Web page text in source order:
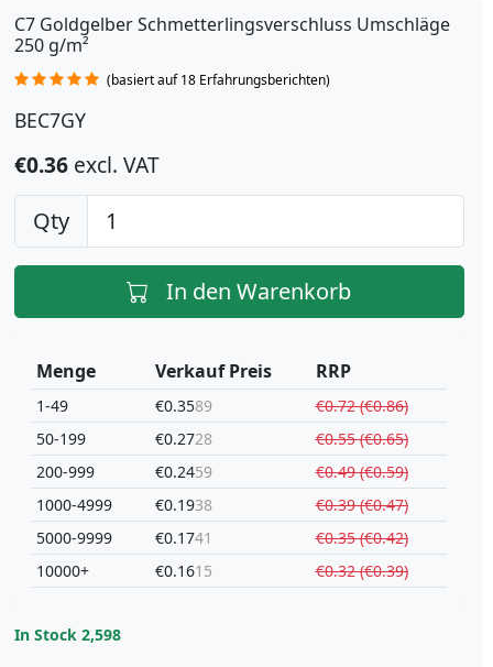
C7 Goldgelber Schmetterlingsverschluss Umschläge
250 g/m²
(basiert auf 18 Erfahrungsberichten)
BEC7GY
€0.36 excl. VAT
Qty
In den Warenkorb
Menge
1-49
50-199
200-999
1000-4999
5000-9999
10000+
Verkauf Preis
€0.3589
€0.2728
€0.2459
€0.1938
€0.1741
€0.1615
RRP
€0.72 (€0.86)
€0.55 (€0.65)
€0.49 (€0.59)
€0.39 (€0.47)
€0.35 (€0.42)
€0.32 (€0.39)
In Stock 2,598